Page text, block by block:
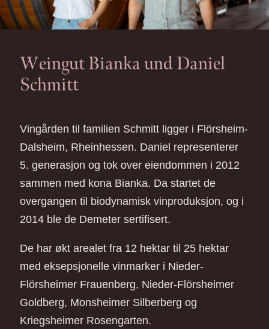
Weingut Bianka und Daniel
Schmitt
Vingården til familien Schmitt ligger i Flörsheim-
Dalsheim, Rheinhessen. Daniel representerer
5. generasjon og tok over eiendommen i 2012
sammen med kona Bianka. Da startet de
overgangen til biodynamisk vinproduksjon, og i
2014 ble de Demeter sertifisert.
De har økt arealet fra 12 hektar til 25 hektar
med eksepsjonelle vinmarker i Nieder-
Flörsheimer Frauenberg, Nieder-Flörsheimer
Goldberg, Monsheimer Silberberg og
Kriegsheimer Rosengarten.